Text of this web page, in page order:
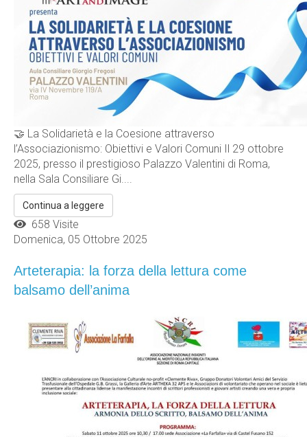
🤝 La Solidarietà e la Coesione attraverso
l’Associazionismo: Obiettivi e Valori Comuni Il 29 ottobre
2025, presso il prestigioso Palazzo Valentini di Roma,
nella Sala Consiliare Gi....
Continua a leggere
658 Visite
Domenica, 05 Ottobre 2025
Arteterapia: la forza della lettura come
balsamo dell’anima